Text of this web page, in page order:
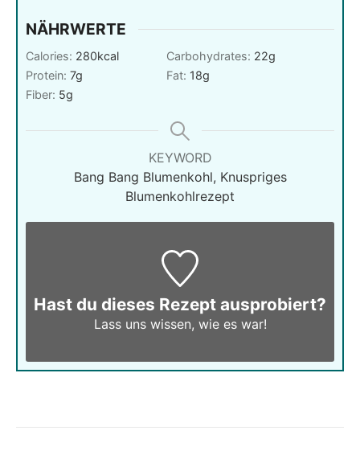
NÄHRWERTE
Calories: 280kcal Carbohydrates: 22g
Protein: 7g Fat: 18g
Fiber: 5g
KEYWORD
Bang Bang Blumenkohl, Knuspriges
Blumenkohlrezept
Hast du dieses Rezept ausprobiert?
Lass uns wissen, wie es war!